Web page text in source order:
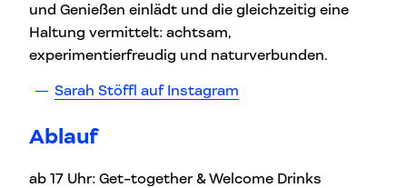
und Genießen einlädt und die gleichzeitig eine
Haltung vermittelt: achtsam,
experimentierfreudig und naturverbunden.
Sarah Stöffl auf Instagram
Ablauf
ab 17 Uhr: Get-together & Welcome Drinks